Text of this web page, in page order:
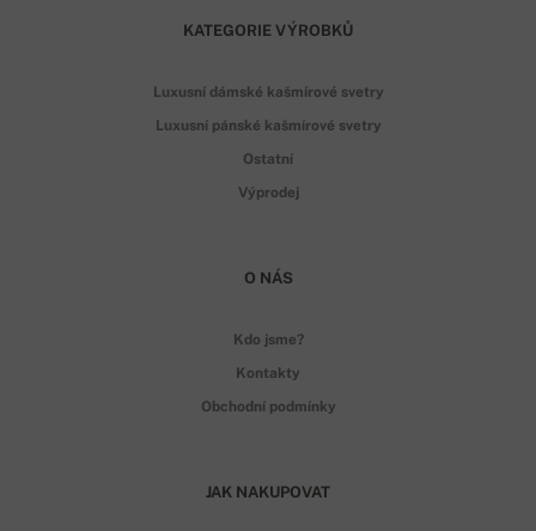
KATEGORIE VÝROBKŮ
Luxusní dámské kašmírové svetry
Luxusní pánské kašmírové svetry
Ostatní
Výprodej
O NÁS
Kdo jsme?
Kontakty
Obchodní podmínky
JAK NAKUPOVAT